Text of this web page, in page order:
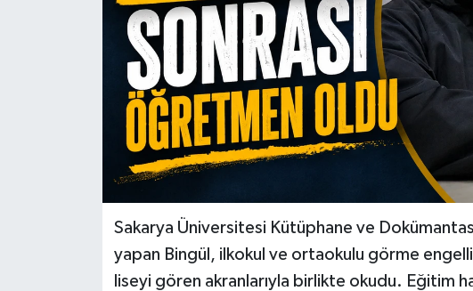
Sakarya Üniversitesi Kütüphane ve
yapan Bingül, ilkokul ve ortaokulu görme
liseyi gören akranlarıyla birlikte okudu. Eğitim